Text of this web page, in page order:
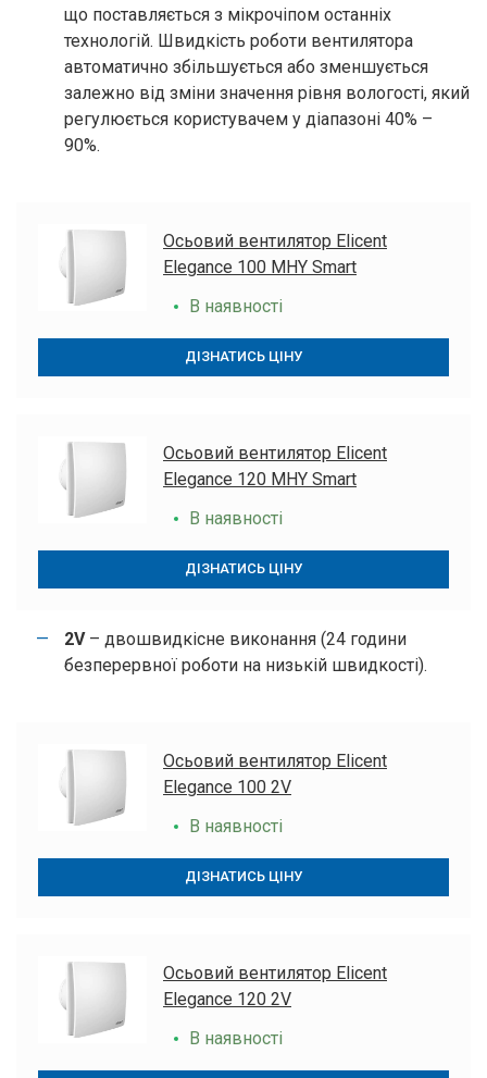
що поставляється з мікрочіпом останніх
технологій. Швидкість роботи вентилятора
автоматично збільшується або зменшується
залежно від зміни значення рівня вологості, який
регулюється користувачем у діапазоні 40% –
90%.
Осьовий вентилятор Elicent
Elegance 100 MHY Smart
В наявності
ДІЗНАТИСЬ ЦІНУ
Осьовий вентилятор Elicent
Elegance 120 MHY Smart
В наявності
ДІЗНАТИСЬ ЦІНУ
2V – двошвидкісне виконання (24 години
безперервної роботи на низькій швидкості).
Осьовий вентилятор Elicent
Elegance 100 2V
В наявності
ДІЗНАТИСЬ ЦІНУ
Осьовий вентилятор Elicent
Elegance 120 2V
В наявності